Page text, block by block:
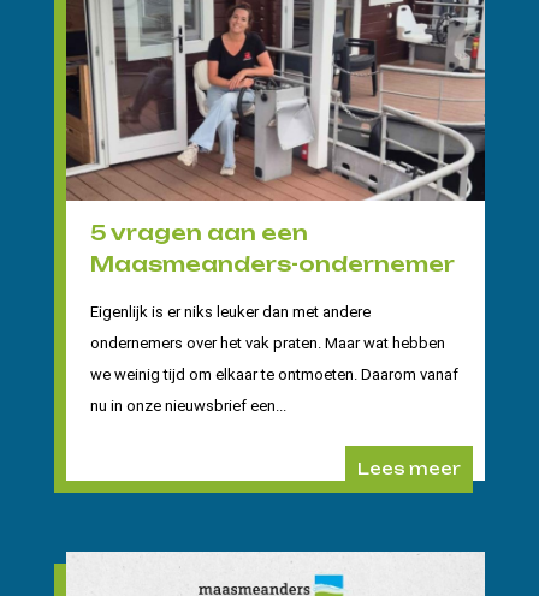
5 vragen aan een
Maasmeanders-ondernemer
Eigenlijk is er niks leuker dan met andere
ondernemers over het vak praten. Maar wat hebben
we weinig tijd om elkaar te ontmoeten. Daarom vanaf
nu in onze nieuwsbrief een...
Lees meer